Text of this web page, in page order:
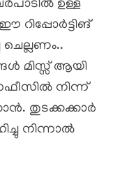
ഉള്ള
റിപ്പോർട്ടിങ്
ചെല്ലണം..
മിസ്സ്‌ ആയി
നിന്ന്
തുടക്കക്കാർ
നിന്നാൽ